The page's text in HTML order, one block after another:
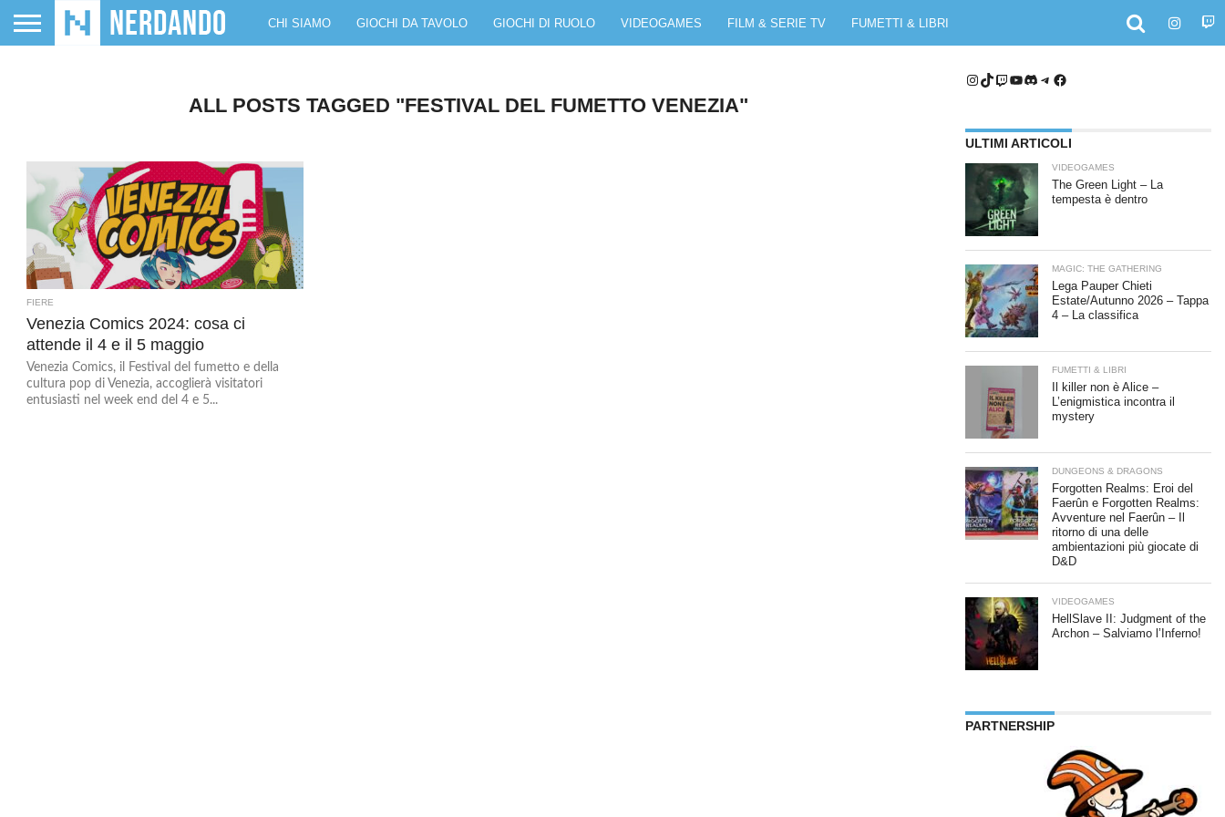
CHI SIAMO GIOCHI DA TAVOLO GIOCHI DI RUOLO VIDEOGAMES FILM & SERIE TV FUMETTI & LIBRI
ALL POSTS TAGGED "FESTIVAL DEL FUMETTO VENEZIA"
FIERE
Venezia Comics 2024: cosa ci
attende il 4 e il 5 maggio
Venezia Comics, il Festival del fumetto e della
cultura pop di Venezia, accoglierà visitatori
entusiasti nel week end del 4 e 5...
Instagram
TikTok
Twitch
YouTube
Discord
Telegram
Facebook
ULTIMI ARTICOLI
VIDEOGAMES
The Green Light – La
tempesta è dentro
MAGIC: THE GATHERING
Lega Pauper Chieti
Estate/Autunno 2026 – Tappa
4 – La classifica
FUMETTI & LIBRI
Il killer non è Alice –
L’enigmistica incontra il
mystery
DUNGEONS & DRAGONS
Forgotten Realms: Eroi del
Faerûn e Forgotten Realms:
Avventure nel Faerûn – Il
ritorno di una delle
ambientazioni più giocate di
D&D
VIDEOGAMES
HellSlave II: Judgment of the
Archon – Salviamo l’Inferno!
PARTNERSHIP